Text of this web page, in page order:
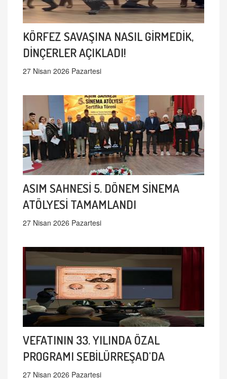
KÖRFEZ SAVAŞINA NASIL GİRMEDİK,
DİNÇERLER AÇIKLADI!
27 Nisan 2026 Pazartesi
ASIM SAHNESİ 5. DÖNEM SİNEMA
ATÖLYESİ TAMAMLANDI
27 Nisan 2026 Pazartesi
VEFATININ 33. YILINDA ÖZAL
PROGRAMI SEBİLÜRREŞAD'DA
27 Nisan 2026 Pazartesi